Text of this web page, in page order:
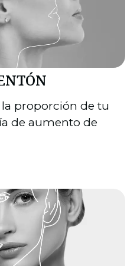
proporción de tu
de aumento de